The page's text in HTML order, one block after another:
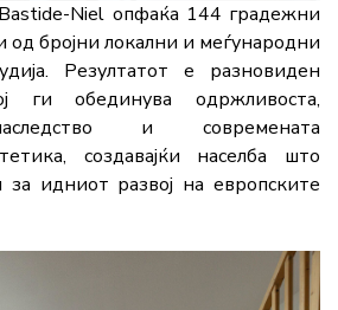
Niel опфаќа 144 градежни
од бројни локални и меѓународни
Резултатот е разновиден
ги обединува одржливоста,
и современата
создавајќи населба што
за идниот развој на европските